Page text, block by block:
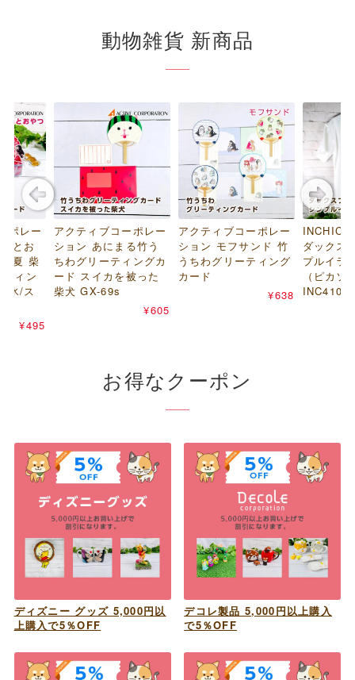
動物雑貨 新商品
ポレー
とお
夏 柴
ィン
氷/ス
¥495
アクティブコーポレー
ション あにまる竹う
ちわグリーティングカ
ード スイカを被った
柴犬 GX-69s
¥605
アクティブコーポレー
ション モフサンド 竹
うちわグリーティング
カード
¥638
INCHIC
ダックス
プルイラ
（ピカソ
INC41081
お得なクーポン
ディズニー グッズ 5,000円以
上購入で5％OFF
デコレ製品 5,000円以上購入
で5％OFF